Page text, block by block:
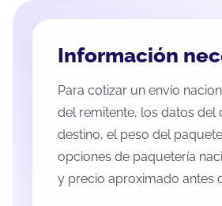
Información
Para cotizar un envío
del remitente, los datos
destino, el peso del
opciones de paquetería
y precio aproximado antes